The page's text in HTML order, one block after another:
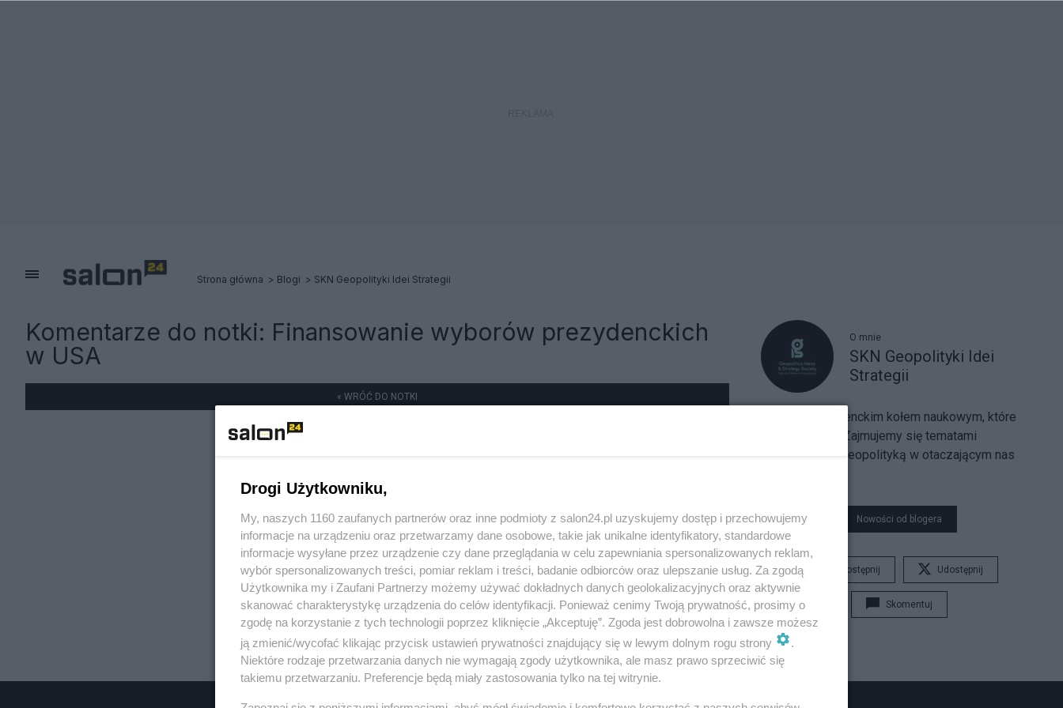
Strona główna Blogi SKN Geopolityki Idei Strategii
Komentarze do notki: Finansowanie wyborów prezydenckich
w USA
« WRÓĆ DO NOTKI
O mnie
SKN Geopolityki Idei
Strategii
Jesteśmy studenckim kołem naukowym, które
działa na SGH. Zajmujemy się tematami
związanymi z geopolityką w otaczającym nas
Nowości od blogera
Udostępnij Udostępnij
Skomentuj
Drogi Użytkowniku,
My, naszych 1160 zaufanych partnerów oraz inne podmioty z salon24.pl uzyskujemy dostęp i przechowujemy
informacje na urządzeniu oraz przetwarzamy dane osobowe, takie jak unikalne identyfikatory, standardowe
informacje wysyłane przez urządzenie czy dane przeglądania w celu zapewniania spersonalizowanych reklam,
wybór spersonalizowanych treści, pomiar reklam i treści, badanie odbiorców oraz ulepszanie usług. Za zgodą
Użytkownika my i Zaufani Partnerzy możemy używać dokładnych danych geolokalizacyjnych oraz aktywnie
skanować charakterystykę urządzenia do celów identyfikacji. Ponieważ cenimy Twoją prywatność, prosimy o
zgodę na korzystanie z tych technologii poprzez kliknięcie „Akceptuję”. Zgoda jest dobrowolna i zawsze możesz
ją zmienić/wycofać klikając przycisk ustawień prywatności znajdujący się w lewym dolnym rogu strony
.
Niektóre rodzaje przetwarzania danych nie wymagają zgody użytkownika, ale masz prawo sprzeciwić się
takiemu przetwarzaniu. Preferencje będą miały zastosowania tylko na tej witrynie.